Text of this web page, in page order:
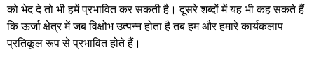
को भेद दे तो भी हमें प्रभावित कर सकती है। दूसरे शब्दों में यह भी कह सकते हैं
कि ऊर्जा क्षेत्र में जब विक्षोभ उत्पन्न होता है तब हम और हमारे कार्यकलाप
प्रतिकूल रूप से प्रभावित होते हैं।